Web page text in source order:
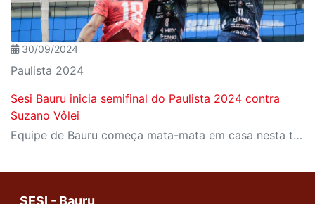
30/09/2024
Paulista 2024
Sesi Bauru inicia semifinal do Paulista 2024 contra
Suzano Vôlei
Equipe de Bauru começa mata-mata em casa nesta terça-feira, 01
SESI - Bauru